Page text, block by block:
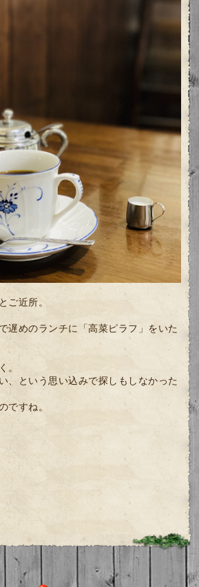
ご近所。
遅めのランチに「高菜ピラフ」をいた
。
、という思い込みで探しもしなかった
ですね。